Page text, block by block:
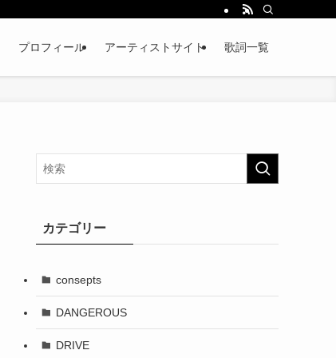
プロフィール アーティストサイト 歌詞一覧
カテゴリー
consepts
DANGEROUS
DRIVE